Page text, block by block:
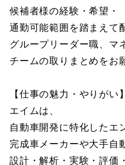
候補者様の経験・希望・
通勤可能範囲を踏まえて
グループリーダー職、マ
チームの取りまとめをお
【仕事の魅力・やりがい】
エイムは、
自動車開発に特化したエ
完成車メーカーや大手自
設計・解析・実験・評価